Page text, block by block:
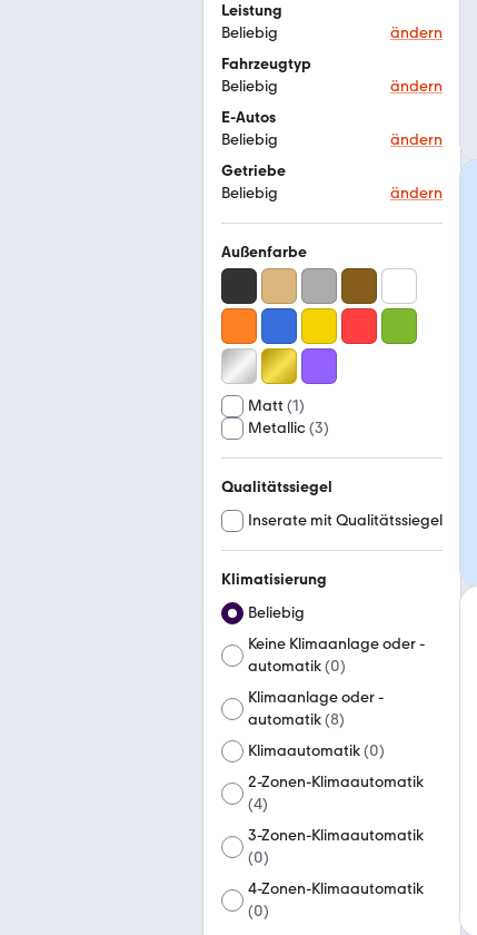
Leistung
Beliebig
ändern
Fahrzeugtyp
Beliebig
ändern
E-Autos
Beliebig
ändern
Getriebe
Beliebig
ändern
Außenfarbe
Matt (1)
Metallic(3)
Qualitätssiegel
Inserate mit Qualitätssiegel
Klimatisierung
Beliebig
Keine Klimaanlage oder -
automatik(0)
Klimaanlage oder -
automatik(8)
Klimaautomatik(0)
2-Zonen-Klimaautomatik
(4)
3-Zonen-Klimaautomatik
(0)
4-Zonen-Klimaautomatik
(0)